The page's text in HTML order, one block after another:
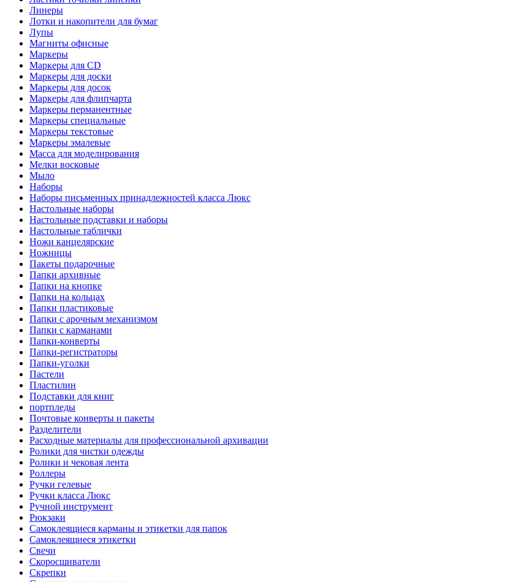
Линеры
Лотки и накопители для бумаг
Лупы
Магниты офисные
Маркеры
Маркеры для CD
Маркеры для доски
Маркеры для досок
Маркеры для флипчарта
Маркеры перманентные
Маркеры специальные
Маркеры текстовые
Маркеры эмалевые
Масса для моделирования
Мелки восковые
Мыло
Наборы
Наборы письменных принадлежностей класса Люкс
Настольные наборы
Настольные подставки и наборы
Настольные таблички
Ножи канцелярские
Ножницы
Пакеты подарочные
Папки архивные
Папки на кнопке
Папки на кольцах
Папки пластиковые
Папки с арочным механизмом
Папки с карманами
Папки-конверты
Папки-регистраторы
Папки-уголки
Пастели
Пластилин
Подставки для книг
портпледы
Почтовые конверты и пакеты
Разделители
Расходные материалы для профессиональной архивации
Ролики для чистки одежды
Ролики и чековая лента
Роллеры
Ручки гелевые
Ручки класса Люкс
Ручной инструмент
Рюкзаки
Самоклеящиеся карманы и этикетки для папок
Самоклеящиеся этикетки
Свечи
Скоросшиватели
Скрепки